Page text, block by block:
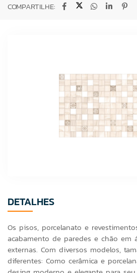
COMPARTILHE:
DETALHES
Os pisos, porcelanato e
acabamento de paredes e chão em
externas. Com diversos modelos,
diferentes: Como cerâmica e